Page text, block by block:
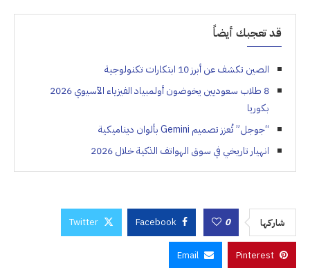
قد تعجبك أيضاً
الصين تكشف عن أبرز 10 ابتكارات تكنولوجية
8 طلاب سعوديين يخوضون أولمبياد الفيزياء الآسيوي 2026
بكوريا
“جوجل” تُعزز تصميم Gemini بألوان ديناميكية
انهيار تاريخي في سوق الهواتف الذكية خلال 2026
شاركها 0
Facebook
Twitter
Pinterest
Email